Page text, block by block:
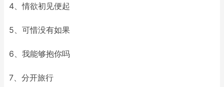
4、情欲初见便起
5、可惜没有如果
6、我能够抱你吗
7、分开旅行